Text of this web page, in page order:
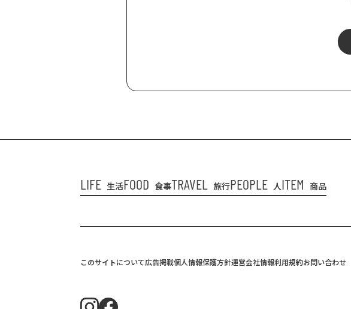
LIFE 生活FOOD 食事TRAVEL 旅行PEOPLE 人ITEM 商品
このサイトについて広告掲載個人情報保護方針運営会社情報利用規約お問い合わせ